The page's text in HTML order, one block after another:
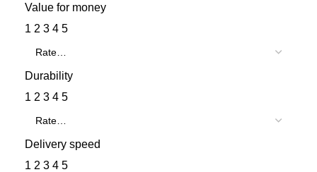
Value for money
1 2 3 4 5
Durability
1 2 3 4 5
Delivery speed
1 2 3 4 5